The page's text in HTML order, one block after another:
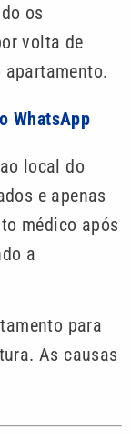
os
volta de
apartamento.
WhatsApp
local do
e apenas
médico após
a
para
As causas